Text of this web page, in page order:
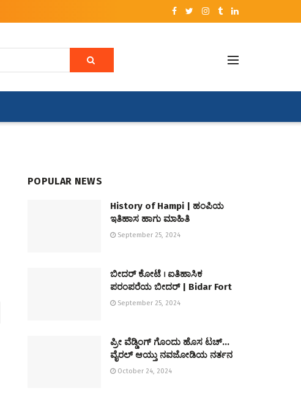
POPULAR NEWS
History of Hampi | ಹಂಪಿಯ
ಇತಿಹಾಸ ಹಾಗು ಮಾಹಿತಿ
September 25, 2024
ಬೀದರ್ ಕೋಟೆ । ಐತಿಹಾಸಿಕ
ಪರಂಪರೆಯ ಬೀದರ್ | Bidar Fort
September 25, 2024
ಪ್ರೀ ವೆಡ್ಡಿಂಗ್ ಗೊಂದು ಹೊಸ ಟಚ್…
ವೈರಲ್ ಆಯ್ತು ನವಜೋಡಿಯ ನರ್ತನ
October 24, 2024